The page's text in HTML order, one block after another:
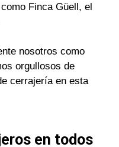
Finca Güell, el
nosotros como
orgullosos de
cerrajería en esta
en todos